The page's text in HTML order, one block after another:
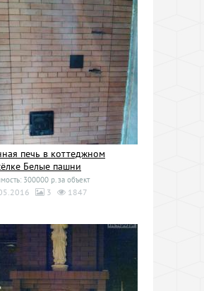
печь в коттеджном
Белые пашни
300000 р. за объект
3 1847